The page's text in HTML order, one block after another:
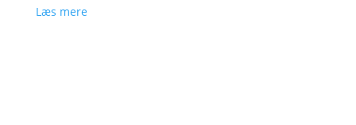
Læs mere